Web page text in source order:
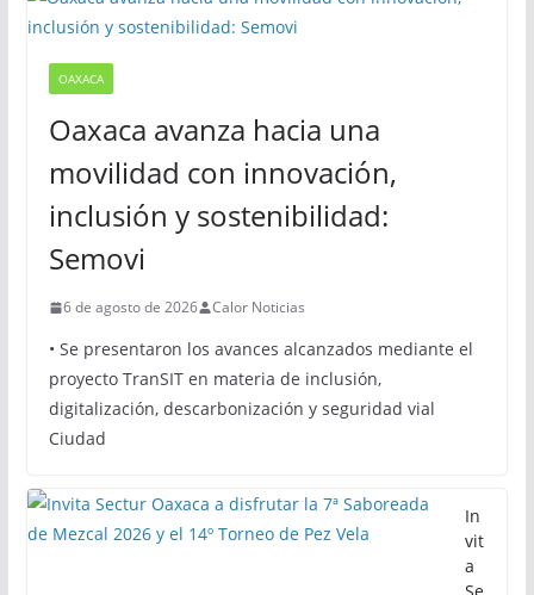
OAXACA
Oaxaca avanza hacia una
movilidad con innovación,
inclusión y sostenibilidad:
Semovi
6 de agosto de 2026 Calor Noticias
• Se presentaron los avances alcanzados mediante el
proyecto TranSIT en materia de inclusión,
digitalización, descarbonización y seguridad vial
Ciudad
In
vit
a